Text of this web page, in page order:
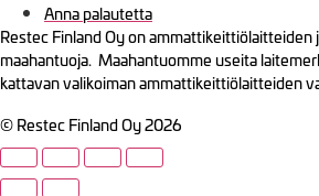
Anna palautetta
Restec Finland Oy on ammattikeittiölaitteiden
maahantuoja. Maahantuomme useita
kattavan valikoiman ammattikeittiölaitteiden
© Restec Finland Oy 2026